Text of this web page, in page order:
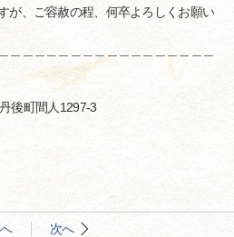
が、ご容赦の程、何卒よろしくお願い
後町間人1297-3
次へ